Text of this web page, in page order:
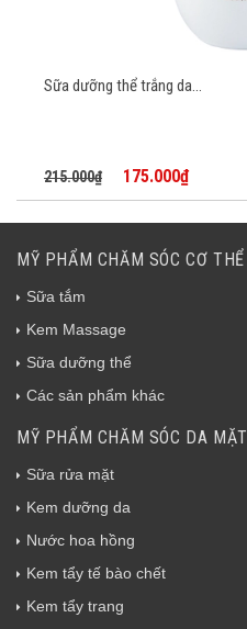
Sữa dưỡng thể trắng da...
215.000₫ 175.000₫
MỸ PHẨM CHĂM SÓC CƠ THỂ
Sữa tắm
Kem Massage
Sữa dưỡng thể
Các sản phẩm khác
MỸ PHẨM CHĂM SÓC DA MẶT
Sữa rửa mặt
Kem dưỡng da
Nước hoa hồng
Kem tẩy tế bào chết
Kem tẩy trang